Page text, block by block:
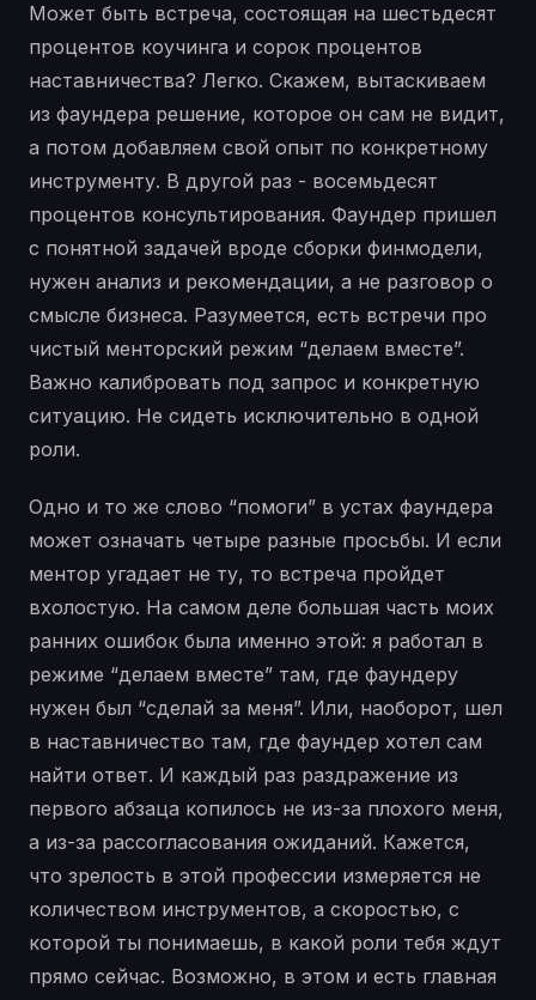
Может быть встреча, состоящая на шестьдесят
процентов коучинга и сорок процентов
наставничества? Легко. Скажем, вытаскиваем
из фаундера решение, которое он сам не видит,
а потом добавляем свой опыт по конкретному
инструменту. В другой раз - восемьдесят
процентов консультирования. Фаундер пришел
с понятной задачей вроде сборки финмодели,
нужен анализ и рекомендации, а не разговор о
смысле бизнеса. Разумеется, есть встречи про
чистый менторский режим “делаем вместе”.
Важно калибровать под запрос и конкретную
ситуацию. Не сидеть исключительно в одной
роли.
Одно и то же слово “помоги” в устах фаундера
может означать четыре разные просьбы. И если
ментор угадает не ту, то встреча пройдет
вхолостую. На самом деле большая часть моих
ранних ошибок была именно этой: я работал в
режиме “делаем вместе” там, где фаундеру
нужен был “сделай за меня”. Или, наоборот, шел
в наставничество там, где фаундер хотел сам
найти ответ. И каждый раз раздражение из
первого абзаца копилось не из-за плохого меня,
а из-за рассогласования ожиданий. Кажется,
что зрелость в этой профессии измеряется не
количеством инструментов, а скоростью, с
которой ты понимаешь, в какой роли тебя ждут
прямо сейчас. Возможно, в этом и есть главная